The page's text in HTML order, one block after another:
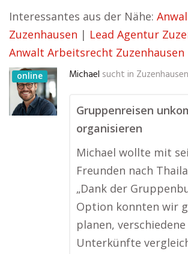
Interessantes aus der Nähe:
Zuzenhausen | Lead Agentur
Anwalt Arbeitsrecht Zuzenhausen
online Michael sucht in Zuzenhausen
Gruppenreisen
organisieren
Michael wollte mit
Freunden nach
„Dank der
Option konnten wir
planen, verschiedene
Unterkünfte